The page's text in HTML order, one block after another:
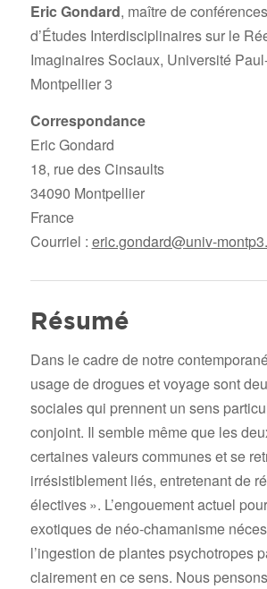
Eric Gondard, maître de
d’Études Interdisciplinaires sur le
Imaginaires Sociaux, Université
Montpellier 3
Correspondance
Eric Gondard
18, rue des Cinsaults
34090 Montpellier
France
Courriel : eric.gondard@univ-
Résumé
Dans le cadre de notre
usage de drogues et voyage sont
sociales qui prennent un sens
conjoint. Il semble même que les
certaines valeurs communes et se
irrésistiblement liés, entretenant de
électives ». L’engouement actuel
exotiques de néo-chamanisme
l’ingestion de plantes psychotropes
clairement en ce sens. Nous